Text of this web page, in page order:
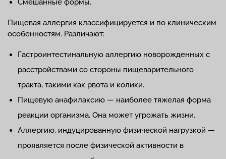
Смешанные формы.
Пищевая аллергия классифицируется и по клиническим
особенностям. Различают:
Гастроинтестинальную аллергию новорожденных с
расстройствами со стороны пищеварительного
тракта, такими как рвота и колики.
Пищевую анафилаксию — наиболее тяжелая форма
реакции организма. Она может угрожать жизни.
Аллергию, индуцированную физической нагрузкой —
проявляется после физической активности в